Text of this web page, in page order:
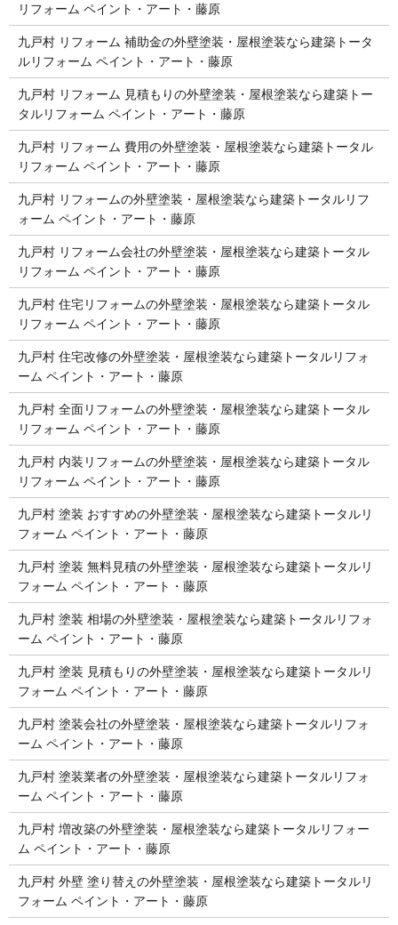
リフォーム ペイント・アート・藤原
九戸村 リフォーム 補助金の外壁塗装・屋根塗装なら建築トータ
ルリフォーム ペイント・アート・藤原
九戸村 リフォーム 見積もりの外壁塗装・屋根塗装なら建築トー
タルリフォーム ペイント・アート・藤原
九戸村 リフォーム 費用の外壁塗装・屋根塗装なら建築トータル
リフォーム ペイント・アート・藤原
九戸村 リフォームの外壁塗装・屋根塗装なら建築トータルリフ
ォーム ペイント・アート・藤原
九戸村 リフォーム会社の外壁塗装・屋根塗装なら建築トータル
リフォーム ペイント・アート・藤原
九戸村 住宅リフォームの外壁塗装・屋根塗装なら建築トータル
リフォーム ペイント・アート・藤原
九戸村 住宅改修の外壁塗装・屋根塗装なら建築トータルリフォ
ーム ペイント・アート・藤原
九戸村 全面リフォームの外壁塗装・屋根塗装なら建築トータル
リフォーム ペイント・アート・藤原
九戸村 内装リフォームの外壁塗装・屋根塗装なら建築トータル
リフォーム ペイント・アート・藤原
九戸村 塗装 おすすめの外壁塗装・屋根塗装なら建築トータルリ
フォーム ペイント・アート・藤原
九戸村 塗装 無料見積の外壁塗装・屋根塗装なら建築トータルリ
フォーム ペイント・アート・藤原
九戸村 塗装 相場の外壁塗装・屋根塗装なら建築トータルリフォ
ーム ペイント・アート・藤原
九戸村 塗装 見積もりの外壁塗装・屋根塗装なら建築トータルリ
フォーム ペイント・アート・藤原
九戸村 塗装会社の外壁塗装・屋根塗装なら建築トータルリフォ
ーム ペイント・アート・藤原
九戸村 塗装業者の外壁塗装・屋根塗装なら建築トータルリフォ
ーム ペイント・アート・藤原
九戸村 増改築の外壁塗装・屋根塗装なら建築トータルリフォー
ム ペイント・アート・藤原
九戸村 外壁 塗り替えの外壁塗装・屋根塗装なら建築トータルリ
フォーム ペイント・アート・藤原